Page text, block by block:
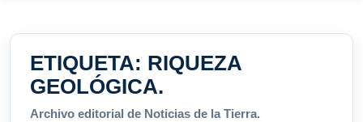
ETIQUETA: RIQUEZA
GEOLÓGICA.
Archivo editorial de Noticias de la Tierra.